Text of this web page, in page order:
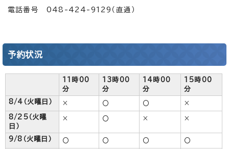
電話番号 048-424-9129（直通）
予約状況
11時00
分
13時00
分
14時00
分
15時00
分
8/4（火曜日）
× 〇 〇 ×
8/25（火曜
日）
× 〇 × ×
9/8（火曜日） 〇 〇 〇 〇